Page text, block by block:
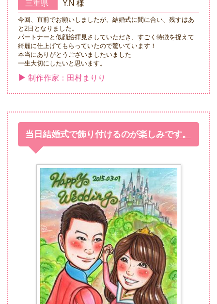
三重県 Y.N 様
今回、直前でお願いしましたが、結婚式に間に合い、残すはあ
と2日となりました。
パートナーと似顔絵拝見さしていただき、すごく特徴を捉えて
綺麗に仕上げてもらっていたので驚いています！
本当にありがとうございましたいました
一生大切にしたいと思います。
制作作家：田村まりり
当日結婚式で飾り付けるのが楽しみです。